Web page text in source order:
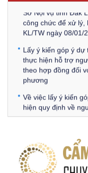
công chức để xử
KL/TW ngày 08/01/
Lấy ý kiến góp ý dự
thực hiện hỗ trợ
theo hợp đồng đối
phương
Về việc lấy ý kiến
hiện quy định về
địa bàn tỉnh Đắk
Góp ý dự thảo
lưu trữ số:
DANH SÁCH HỒ